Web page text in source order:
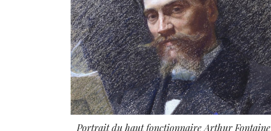
Portrait du haut fonctionnaire Arthur Fontaine